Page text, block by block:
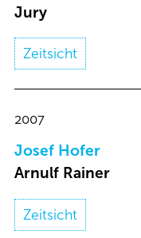
Jury
Zeitsicht
2007
Josef Hofer​
Arnulf Rainer​
Zeitsicht